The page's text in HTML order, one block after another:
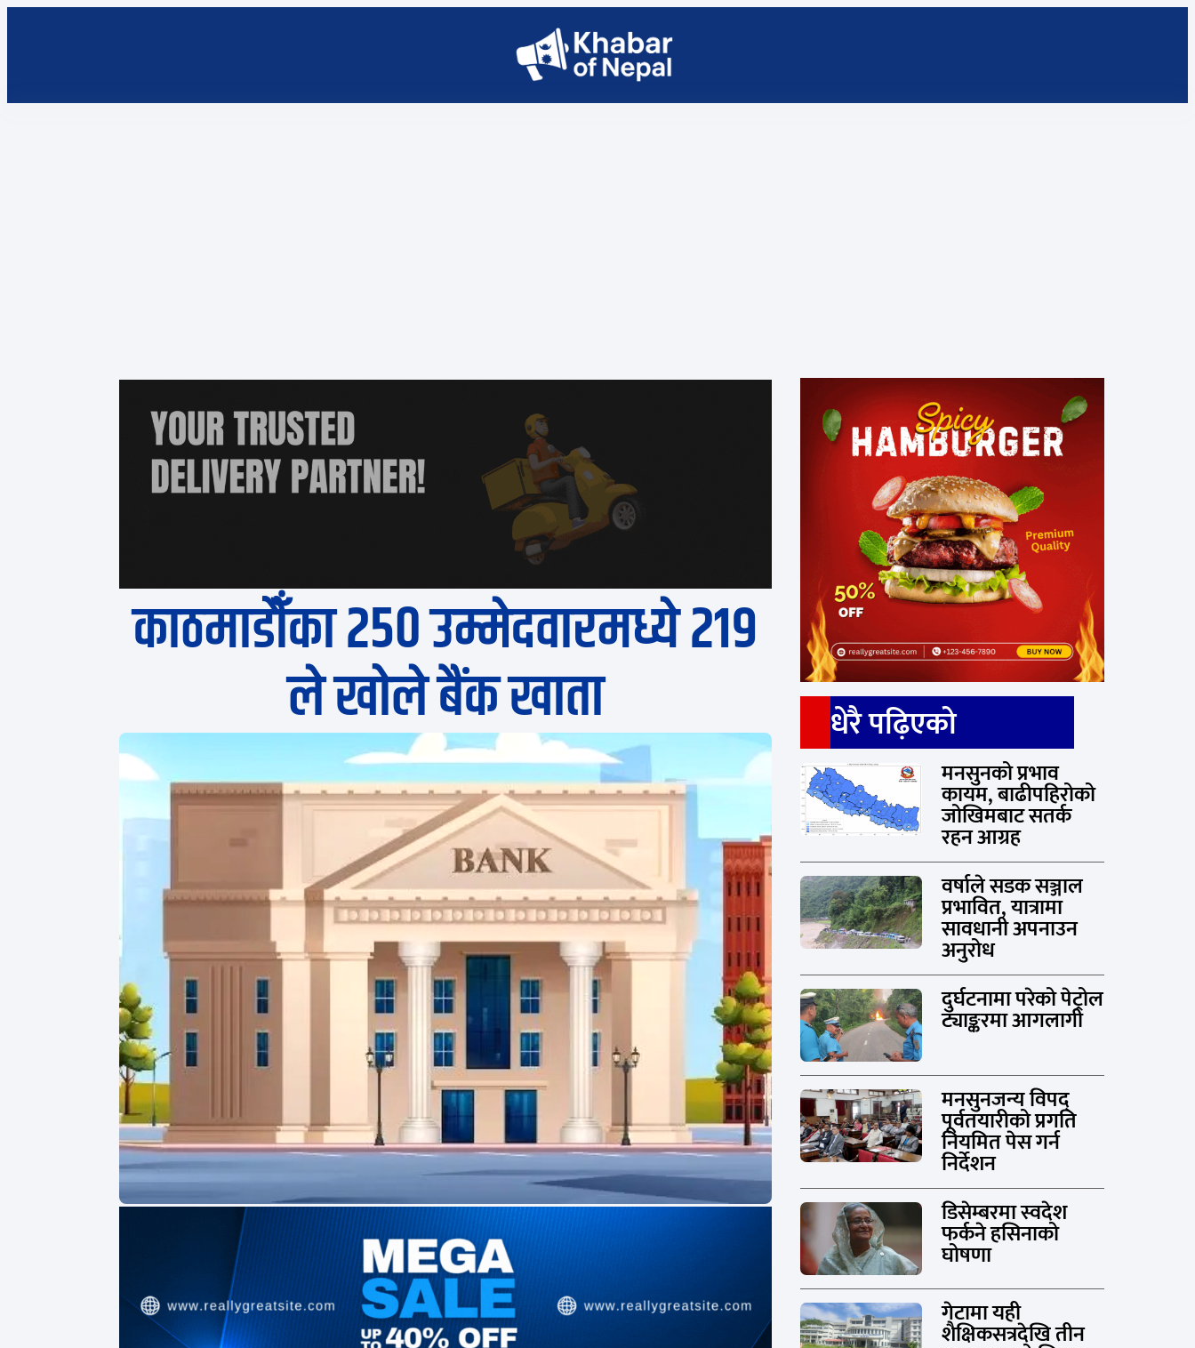
काठमाडौँका २५० उम्मेदवारमध्ये २१९
ले खोले बैंक खाता धेरै पढ़िएको
मनसुनको प्रभाव
कायम, बाढीपहिरोको
जोखिमबाट सतर्क
रहन आग्रह
वर्षाले सडक सञ्जाल
प्रभावित, यात्रामा
सावधानी अपनाउन
अनुरोध
दुर्घटनामा परेको पेट्रोल
ट्याङ्करमा आगलागी
मनसुनजन्य विपद्
पूर्वतयारीको प्रगति
नियमित पेस गर्न
निर्देशन
डिसेम्बरमा स्वदेश
फर्कने हसिनाको
घोषणा
गेटामा यही
शैक्षिकसत्रदेखि तीन